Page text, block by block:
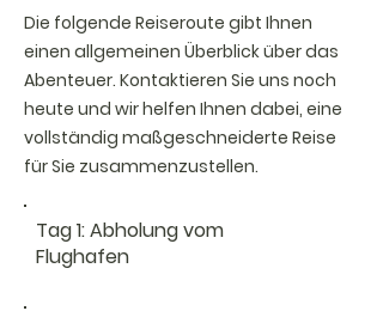
Die folgende Reiseroute gibt Ihnen
einen allgemeinen Überblick über das
Abenteuer. Kontaktieren Sie uns noch
heute und wir helfen Ihnen dabei, eine
vollständig maßgeschneiderte Reise
für Sie zusammenzustellen.
Tag 1: Abholung vom
Flughafen